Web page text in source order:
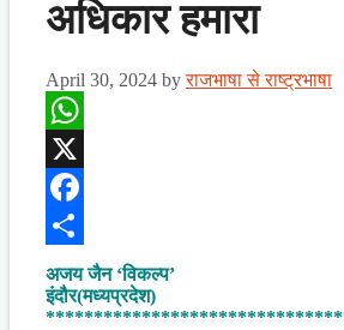
अधिकार हमारा
April 30, 2024 byराजभाषा से राष्ट्रभाषा
WhatsApp
X
Facebook
Share
अजय जैन ‘विकल्प’
इंदौर(मध्यप्रदेश)